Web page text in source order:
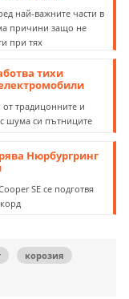
най-важните части в
причини защо не
при тях
тихи
традицонните и
шума си пътниците
Нюрбургринг
SE се подготвя
корозия